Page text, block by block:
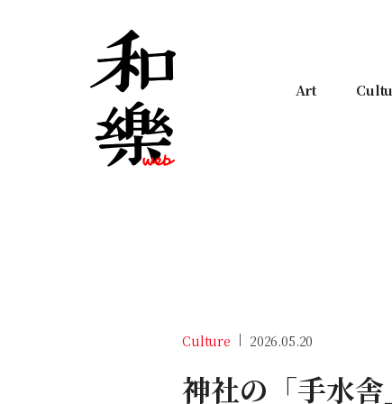
Art
Culture 2026.05.20
神社の「手水